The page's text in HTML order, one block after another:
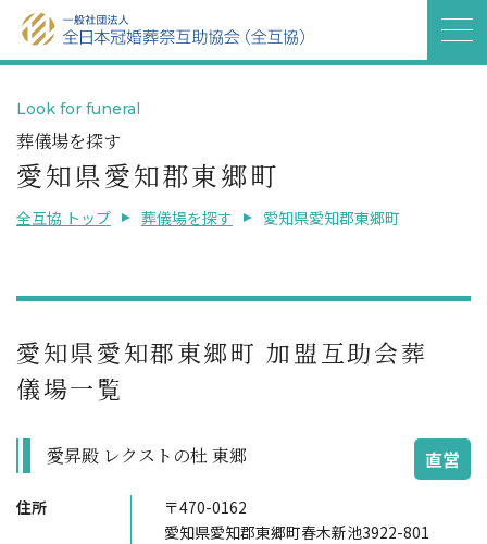
Look for funeral
葬儀場を探す
愛知県愛知郡東郷町
全互協 トップ 葬儀場を探す 愛知県愛知郡東郷町
愛知県愛知郡東郷町 加盟互助会葬
儀場一覧
愛昇殿 レクストの杜 東郷 直営
住所
〒470-0162
愛知県愛知郡東郷町春木新池3922-801